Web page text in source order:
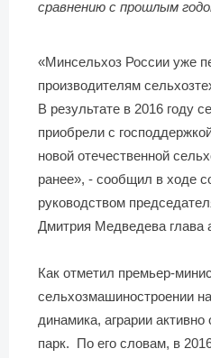
сравнению с прошлым
«Минсельхоз России уже
производителям
В результате в 2016 году
приобрели с
новой отечественной
ранее», - сообщил в ходе
руководством
Дмитрия Медведева глава
Как отметил премьер-
сельхозмашиностроении
динамика, аграрии
парк. По его словам, в